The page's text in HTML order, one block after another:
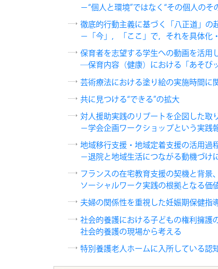
－“個人と環境”ではなく“その個人の
徹底的行動主義に基づく「八正道」の
－「今」，「ここ」で，それを具体化
保育者を志望する学生への動画を活用
―保育内容（健康）における「あそび
芸術療法における塗り絵の実施時間に
共に見つける“できる”の拡大
対人援助実践のリブートを企図した取
－学会企画ワークショップという実践
地域移行支援・地域定着支援の活用過
－退院と地域生活につながる動機づけ
フランスの在宅教育支援の契機と背景
ソーシャルワーク実践の根拠となる価
夫婦の関係性を重視した妊娠期保健指
社会的養護における子どもの権利擁護
社会的養護の現場から考える
特別養護老人ホームに入所している認